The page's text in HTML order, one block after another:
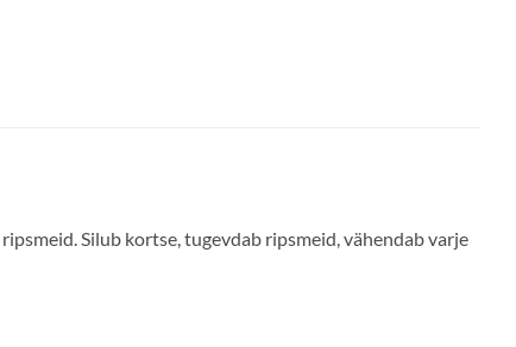
Silub kortse, tugevdab ripsmeid, vähendab varje